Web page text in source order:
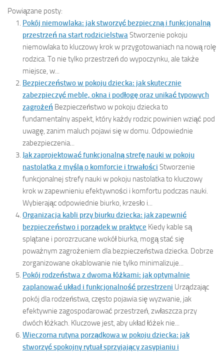
Powiązane posty:
Pokój niemowlaka: jak stworzyć bezpieczną i funkcjonalną
przestrzeń na start rodzicielstwa Stworzenie pokoju
niemowlaka to kluczowy krok w przygotowaniach na nową rolę
rodzica. To nie tylko przestrzeń do wypoczynku, ale także
miejsce, w...
Bezpieczeństwo w pokoju dziecka: jak skutecznie
zabezpieczyć meble, okna i podłogę oraz unikać typowych
zagrożeń Bezpieczeństwo w pokoju dziecka to
fundamentalny aspekt, który każdy rodzic powinien wziąć pod
uwagę, zanim maluch pojawi się w domu. Odpowiednie
zabezpieczenia...
Jak zaprojektować funkcjonalną strefę nauki w pokoju
nastolatka z myślą o komforcie i trwałości Stworzenie
funkcjonalnej strefy nauki w pokoju nastolatka to kluczowy
krok w zapewnieniu efektywności i komfortu podczas nauki.
Wybierając odpowiednie biurko, krzesło i...
Organizacja kabli przy biurku dziecka: jak zapewnić
bezpieczeństwo i porządek w praktyce Kiedy kable są
splątane i porozrzucane wokół biurka, mogą stać się
poważnym zagrożeniem dla bezpieczeństwa dziecka. Dobrze
zorganizowane okablowanie nie tylko minimalizuje...
Pokój rodzeństwa z dwoma łóżkami: jak optymalnie
zaplanować układ i funkcjonalność przestrzeni Urządzając
pokój dla rodzeństwa, często pojawia się wyzwanie, jak
efektywnie zagospodarować przestrzeń, zwłaszcza przy
dwóch łóżkach. Kluczowe jest, aby układ łóżek nie...
Wieczorna rutyna porządkowa w pokoju dziecka: jak
stworzyć spokojny rytuał sprzyjający zasypianiu i